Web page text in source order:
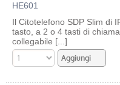
HE601
Il Citotelefono SDP Slim di
tasto, a 2 o 4 tasti di
collegabile [...]